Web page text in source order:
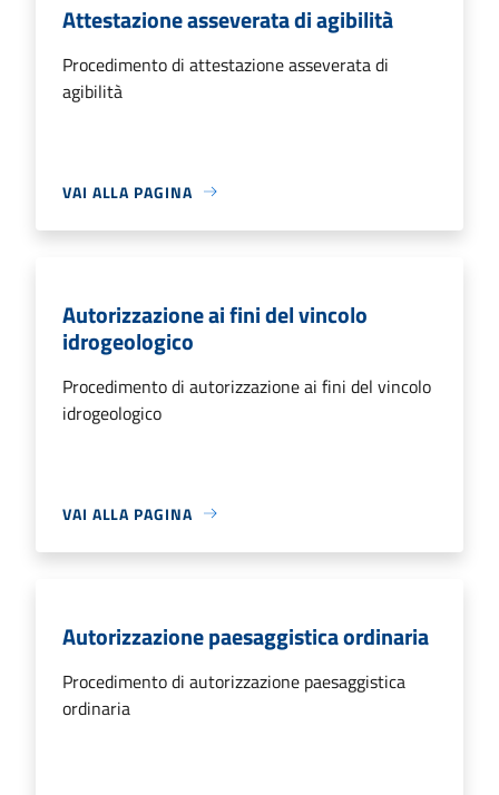
Attestazione asseverata di agibilità
Procedimento di attestazione asseverata di
agibilità
VAI ALLA PAGINA
Autorizzazione ai fini del vincolo
idrogeologico
Procedimento di autorizzazione ai fini del vincolo
idrogeologico
VAI ALLA PAGINA
Autorizzazione paesaggistica ordinaria
Procedimento di autorizzazione paesaggistica
ordinaria